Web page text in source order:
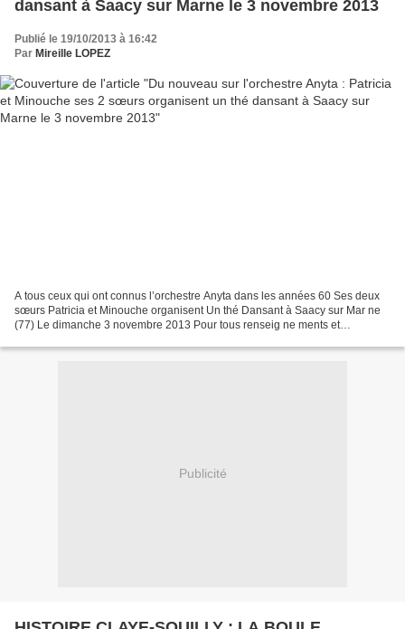
dansant à Saacy sur Marne le 3 novembre 2013
Publié le 19/10/2013 à 16:42
Par Mireille LOPEZ
A tous ceux qui ont connus l’orchestre Anyta dans les années 60 Ses deux
sœurs Patricia et Minouche organisent Un thé Dansant à Saacy sur Mar ne
(77) Le dimanche 3 novembre 2013 Pour tous renseig ne ments et
Publicité